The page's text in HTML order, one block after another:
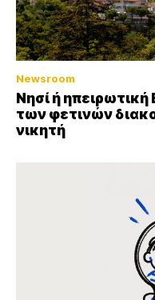
Newsroom
Νησί ή
των φετινών
νικητή